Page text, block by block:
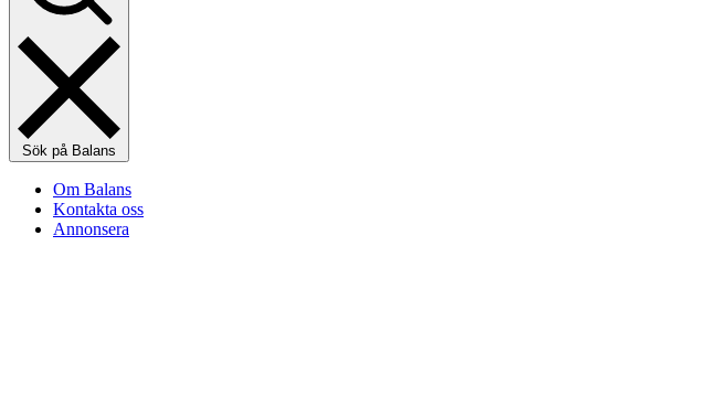
Sök på Balans
Om Balans
Kontakta oss
Annonsera